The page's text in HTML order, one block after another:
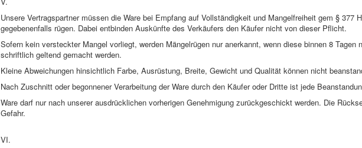
Unsere Vertragspartner müssen die Ware bei Empfang auf Vollständigkeit und Mangelfreiheit gem § 377
gegebenenfalls rügen. Dabei entbinden Auskünfte des Verkäufers den Käufer nicht von dieser Pflicht.
Sofern kein versteckter Mangel vorliegt, werden Mängelrügen nur anerkannt, wenn diese binnen 8 Tagen
schriftlich geltend gemacht werden.
Kleine Abweichungen hinsichtlich Farbe, Ausrüstung, Breite, Gewicht und Qualität können nicht
Nach Zuschnitt oder begonnener Verarbeitung der Ware durch den Käufer oder Dritte ist jede
Ware darf nur nach unserer ausdrücklichen vorherigen Genehmigung zurückgeschickt werden. Die
Gefahr.
VI.